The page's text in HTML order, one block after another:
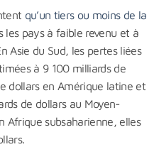
qu’un tiers ou moins de la
les pays à faible revenu et à
Asie du Sud, les pertes liées
à 9 100 milliards de
dollars en Amérique latine et
de dollars au Moyen-
Afrique subsaharienne, elles